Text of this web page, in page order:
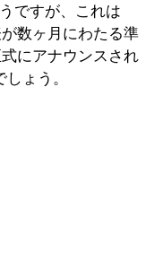
ですが、これは
数ヶ月にわたる準
にアナウンスされ
ょう。